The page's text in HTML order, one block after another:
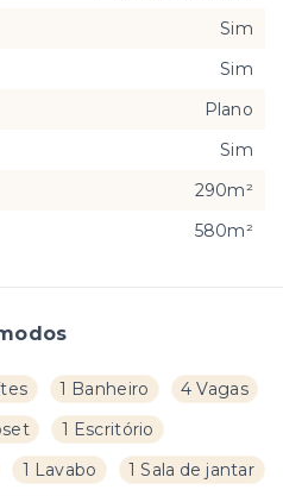
1 Banheiro
4 Vagas
1 Escritório
1 Lavabo
1 Sala de jantar
Sim
Sim
Plano
Sim
290m²
580m²